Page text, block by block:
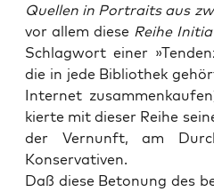
Quel­len in Por­traits aus
vor allem die­se Rei­he
Schlag­wort einer
die in jede Biblio­thek
Inter­net
kier­te mit die­ser Rei­he
der Ver­nunft, am
Konservativen.
Daß die­se Beto­nung des